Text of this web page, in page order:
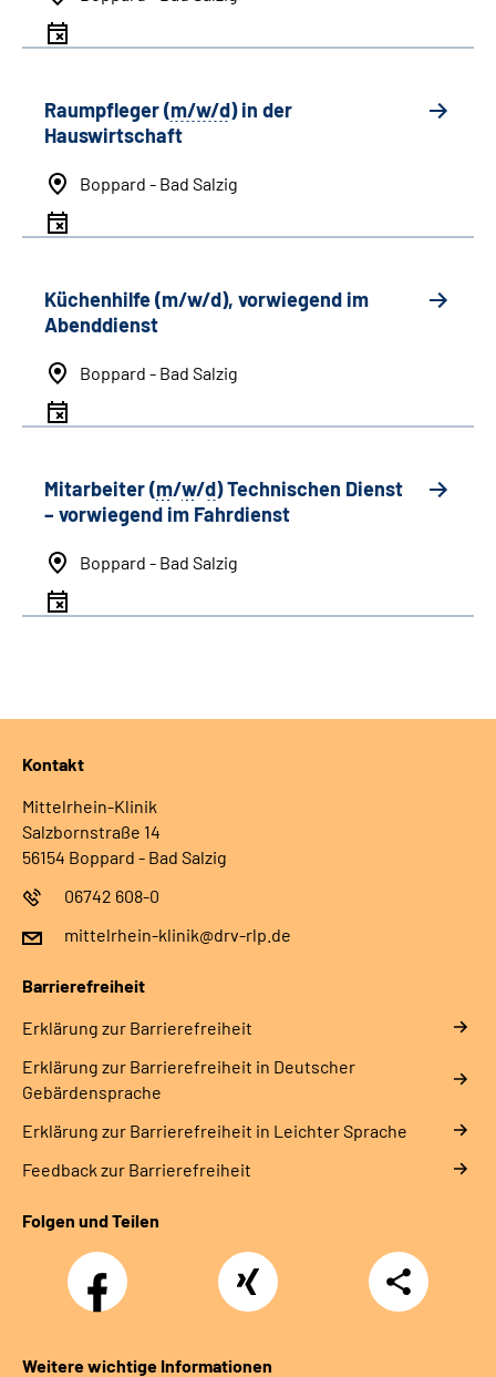
Raumpfleger (m/w/d) in der
Hauswirtschaft
Boppard - Bad Salzig
Küchenhilfe (m/w/d), vorwiegend im
Abenddienst
Boppard - Bad Salzig
Mitarbeiter (m/w/d) Technischen Dienst
– vorwiegend im Fahrdienst
Boppard - Bad Salzig
Kontakt
Mittelrhein-Klinik
Salzbornstraße 14
56154 Boppard - Bad Salzig
06742 608-0
mittelrhein-klinik@drv-rlp.de
Barrierefreiheit
Erklärung zur Barrierefreiheit
Erklärung zur Barrierefreiheit in Deutscher
Gebärdensprache
Erklärung zur Barrierefreiheit in Leichter Sprache
Feedback zur Barrierefreiheit
Folgen und Teilen
Facebook Xing
Teilen
Weitere wichtige Informationen